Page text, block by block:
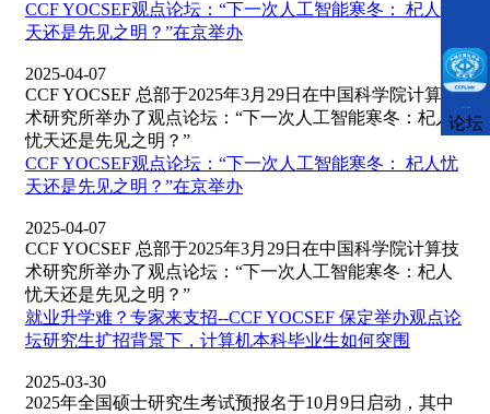
CCF YOCSEF观点论坛：“下一次人工智能寒冬： 杞人忧
天还是先见之明？”在京举办
2025-04-07
CCF YOCSEF 总部于2025年3月29日在中国科学院计算技
术研究所举办了观点论坛：“下一次人工智能寒冬：杞人
忧天还是先见之明？”
CCF YOCSEF观点论坛：“下一次人工智能寒冬： 杞人忧
天还是先见之明？”在京举办
2025-04-07
CCF YOCSEF 总部于2025年3月29日在中国科学院计算技
术研究所举办了观点论坛：“下一次人工智能寒冬：杞人
忧天还是先见之明？”
就业升学难？专家来支招--CCF YOCSEF 保定举办观点论
坛研究生扩招背景下，计算机本科毕业生如何突围
2025-03-30
2025年全国硕士研究生考试预报名于10月9日启动，其中
论坛